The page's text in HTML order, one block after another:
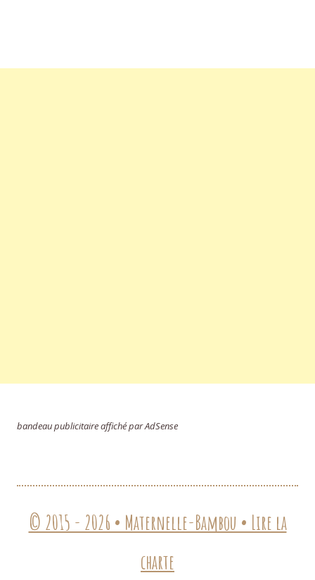
bandeau publicitaire affiché par AdSense
© 2015 - 2026 • Maternelle-Bambou • Lire la
charte